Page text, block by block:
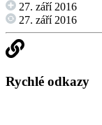
27. září 2016
27. září 2016
Rychlé odkazy